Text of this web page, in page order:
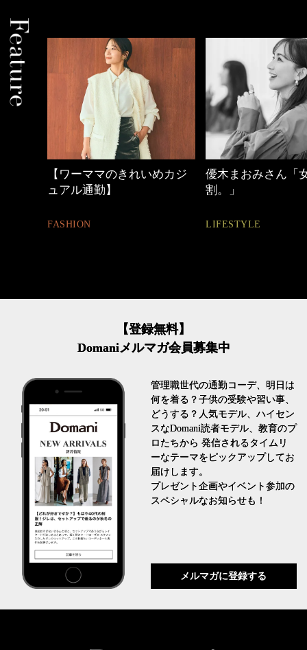
【ワーママのきれいめカジ
ュアル通勤】
FASHION
優木まおみさん「
割。」
LIFESTYLE
【登録無料】
Domaniメルマガ会員募集中
管理職世代の通勤コーデ、明日は
何を着る？子供の受験や習い事、
どうする？人気モデル、ハイセン
スなDomani読者モデル、教育のプ
ロたちから 発信されるタイムリ
ーなテーマをピックアップしてお
届けします。
プレゼント企画やイベント参加の
スペシャルなお知らせも！
メルマガに登録する